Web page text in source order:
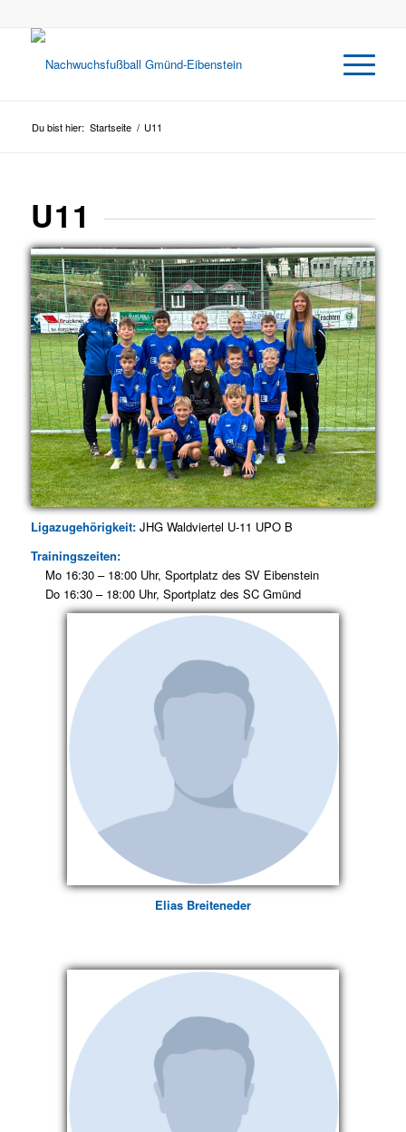
Du bist hier: Startseite / U11
U11
Ligazugehörigkeit:JHG Waldviertel U-11 UPO B
Trainingszeiten:
Mo 16:30 – 18:00 Uhr, Sportplatz des SV Eibenstein
Do 16:30 – 18:00 Uhr, Sportplatz des SC Gmünd
Elias Breiteneder